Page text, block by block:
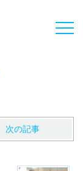
次の記事